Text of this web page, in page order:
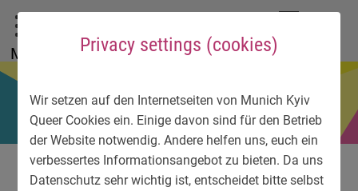
Privacy settings (cookies)
Wir setzen auf den Internetseiten von Munich Kyiv
Queer Cookies ein. Einige davon sind für den Betrieb
der Website notwendig. Andere helfen uns, euch ein
verbessertes Informationsangebot zu bieten. Da uns
Datenschutz sehr wichtig ist, entscheidet bitte selbst
To main menu
To language menu
To search
To content
To service information
Menu